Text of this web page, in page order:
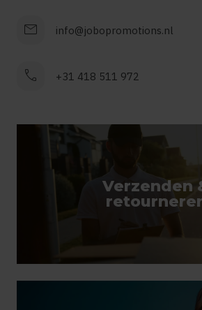
mail info@jobopromotions.nl
call +31 418 511 972
Verzenden